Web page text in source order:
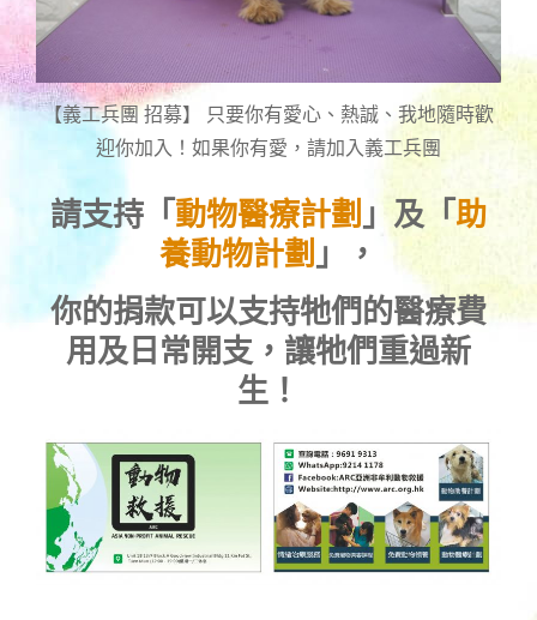
【義工兵團 招募】 只要你有愛心、熱誠、我地隨時歡
迎你加入！如果你有愛，請加入義工兵團
請支持「 動物醫療計劃 」及「 助
養動物計劃 」，
你的捐款可以支持牠們的醫療費
用及日常開支，讓牠們重過新
生！